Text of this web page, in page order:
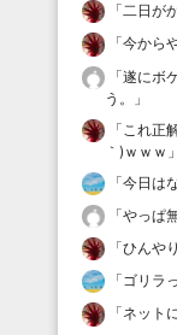
「二日が
「今から
「遂にボ
う。
」
「 これ正
｀)ｗｗｗ 」
「今日は
「やっぱ
「ひんや
「ゴリラ
「ネット